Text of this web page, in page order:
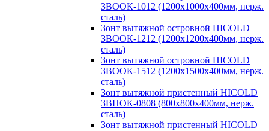
ЗВООК-1012 (1200х1000х400мм, нерж.
сталь)
Зонт вытяжной островной HICOLD
ЗВООК-1212 (1200x1200x400мм, нерж.
сталь)
Зонт вытяжной островной HICOLD
ЗВООК-1512 (1200х1500х400мм, нерж.
сталь)
Зонт вытяжной пристенный HICOLD
ЗВПОК-0808 (800х800х400мм, нерж.
сталь)
Зонт вытяжной пристенный HICOLD